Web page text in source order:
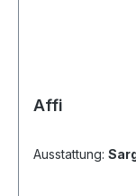
Affi
Ausstattung: